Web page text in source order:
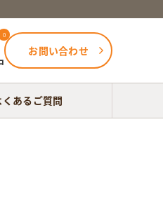
0
お問い合わせ
くあるご質問